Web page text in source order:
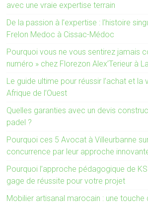
avec une vraie expertise terrain
De la passion à l’expertise : l’histoire
Frelon Medoc à Cissac-Médoc
Pourquoi vous ne vous sentirez jamais
numéro » chez Florezon Alex’Terieur à
Le guide ultime pour réussir l’achat et la
Afrique de l’Ouest
Quelles garanties avec un devis
padel ?
Pourquoi ces 5 Avocat à Villeurbanne
concurrence par leur approche
Pourquoi l’approche pédagogique de
gage de réussite pour votre projet
Mobilier artisanal marocain : une touche